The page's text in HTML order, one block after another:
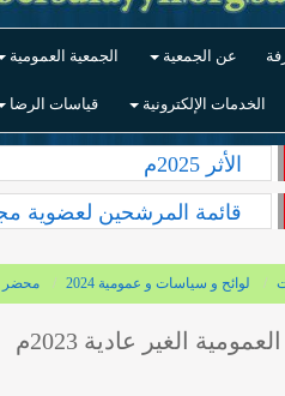
عن الجمعية الجمعية العمومية
الخدمات الإلكترونية قياسات الرضا
الأثر 2025م
قائمة المرشحين لعضوية
لوائح و سياسات و عمومية 2024 محضر
الغير عادية 2023م